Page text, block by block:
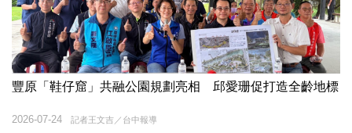
豐原「鞋仔窟」共融公園規劃亮相 邱愛珊促打造全齡地標
記者王文吉／台中報導
2026-07-24